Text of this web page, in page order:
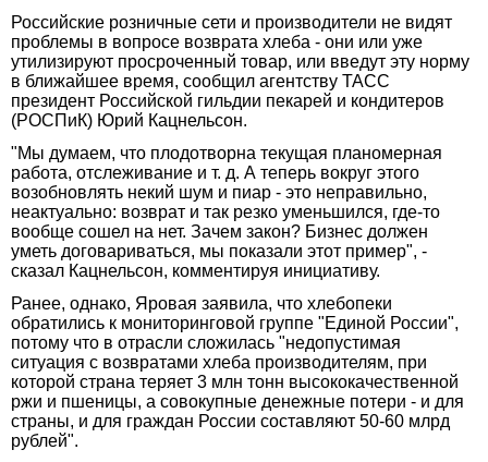
Российские розничные сети и производители не видят
проблемы в вопросе возврата хлеба - они или уже
утилизируют просроченный товар, или введут эту норму
в ближайшее время, сообщил агентству ТАСС
президент Российской гильдии пекарей и кондитеров
(РОСПиК) Юрий Кацнельсон.
"Мы думаем, что плодотворна текущая планомерная
работа, отслеживание и т. д. А теперь вокруг этого
возобновлять некий шум и пиар - это неправильно,
неактуально: возврат и так резко уменьшился, где-то
вообще сошел на нет. Зачем закон? Бизнес должен
уметь договариваться, мы показали этот пример", -
сказал Кацнельсон, комментируя инициативу.
Ранее, однако, Яровая заявила, что хлебопеки
обратились к мониторинговой группе "Единой России",
потому что в отрасли сложилась "недопустимая
ситуация с возвратами хлеба производителям, при
которой страна теряет 3 млн тонн высококачественной
ржи и пшеницы, а совокупные денежные потери - и для
страны, и для граждан России составляют 50-60 млрд
рублей".